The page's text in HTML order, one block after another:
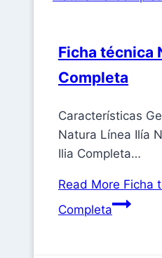
Ficha técnica
Completa
Características
Natura Línea Ilía
Ilia Completa…
Read More Ficha
Completa